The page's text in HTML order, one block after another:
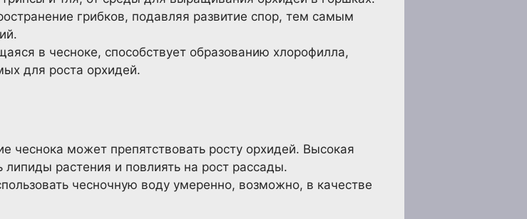
грибков, подавляя развитие спор, тем самым
в чесноке, способствует образованию хлорофилла,
для роста орхидей.
чеснока может препятствовать росту орхидей. Высокая
растения и повлиять на рост рассады.
чесночную воду умеренно, возможно, в качестве